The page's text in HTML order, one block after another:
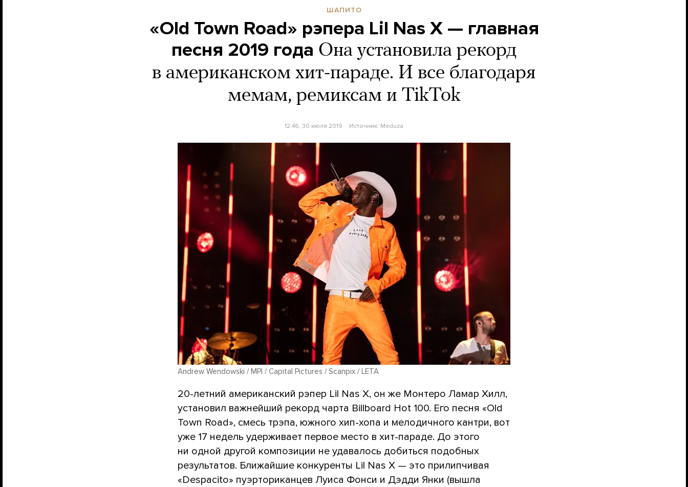
ШАПИТО
«Old Town Road» рэпера Lil Nas X — главная
песня 2019 года Она установила рекорд
в американском хит-параде. И все благодаря
мемам, ремиксам и TikTok
12:46, 30 июля 2019 Источник: Meduza
Andrew Wendowski / MPI / Capital Pictures / Scanpix / LETA
20-летний американский рэпер Lil Nas X, он же Монтеро Ламар Хилл,
установил важнейший рекорд чарта Billboard Hot 100. Его песня «Old
Town Road», смесь трэпа, южного хип-хопа и мелодичного кантри, вот
уже 17 недель удерживает первое место в хит-параде. До этого
ни одной другой композиции не удавалось добиться подобных
результатов. Ближайшие конкуренты Lil Nas X — это прилипчивая
«Despacito» пуэрториканцев Луиса Фонси и Дэдди Янки (вышла